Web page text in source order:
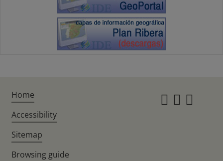
Home
Accessibility
Sitemap
Browsing guide